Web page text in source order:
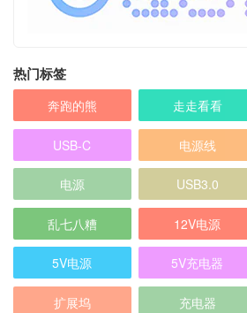
热门标签
奔跑的熊 走走看看
USB-C 电源线
电源 USB3.0
乱七八糟 12V电源
5V电源 5V充电器
扩展坞 充电器